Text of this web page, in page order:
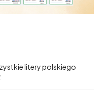
litery polskiego